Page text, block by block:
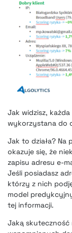
Jak widzisz,
wykorzystana do
Jak to działa? Na
okazuje się, że
zapisu adresu e-
Jeśli posiadasz
którzy z nich
model
tej informacji.
Jaką skuteczność